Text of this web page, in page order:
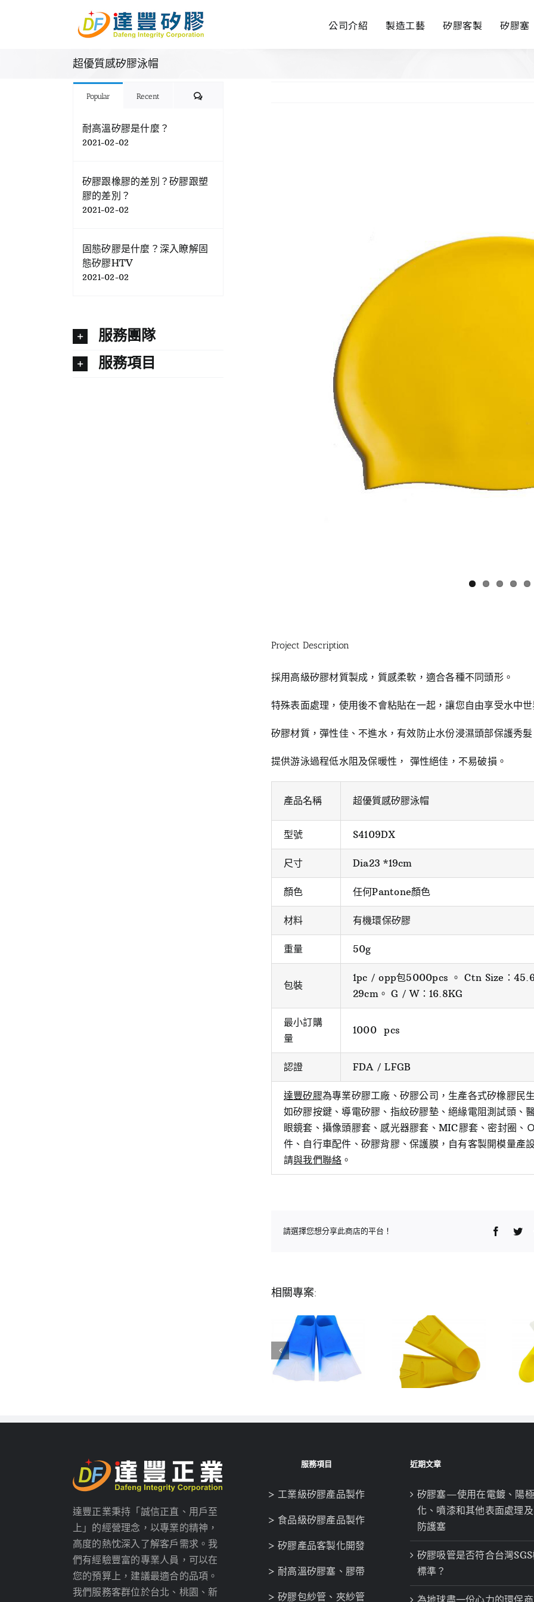
公司介紹 製造工藝 矽膠客製 矽膠塞
超優質感矽膠泳帽
Project Description
採用高級矽膠材質製成，質感柔軟，適合各種不同頭形。
特殊表面處理，使用後不會粘貼在一起，讓您自由享受水中世
矽膠材質，彈性佳、不進水，有效防止水份浸濕頭部保護秀髮
提供游泳過程低水阻及保暖性， 彈性絕佳，不易破損。
產品名稱 超優質感矽膠泳帽
型號 S4109DX
尺寸 Dia23 *19cm
顏色 任何Pantone顏色
材料 有機環保矽膠
重量 50g
包裝
1pc / opp包5000pcs 。 Ctn Size：
29cm。 G / W：16.8KG
最小訂購
量
1000 pcs
認證 FDA / LFGB
達豐矽膠為專業矽膠工廠、矽膠公司，生產各式矽橡膠民
如矽膠按鍵、導電矽膠、指紋矽膠墊、絕緣電阻測試頭、
眼鏡套、攝像頭膠套、感光器膠套、MIC膠套、密封圈、
件、自行車配件、矽膠背膠、保護膜，自有客製開模量產
請與我們聯絡 。
請選擇您想分享此商店的平台！
相關專案:
Popular Recent Comments
耐高溫矽膠是什麼？
2021-02-02
矽膠跟橡膠的差別？矽膠跟塑
膠的差別？
2021-02-02
固態矽膠是什麼？深入瞭解固
態矽膠HTV
2021-02-02
服務團隊
服務項目
達豐正業秉持「誠信正直、用戶至
上」的經營理念，以專業的精神，
高度的熱忱深入了解客戶需求。我
們有經驗豐富的專業人員，可以在
您的預算上，建議最適合的品項。
我們服務客群位於台北、桃園、新
服務項目
> 工業級矽膠產品製作
> 食品級矽膠產品製作
> 矽膠產品客製化開發
> 耐高溫矽膠塞、膠帶
> 矽膠包紗管、夾紗管
近期文章
矽膠塞—使用在電鍍、陽極
化、噴漆和其他表面處理
防護塞
矽膠吸管是否符合台灣
標準？
為地球盡一份心力的環保